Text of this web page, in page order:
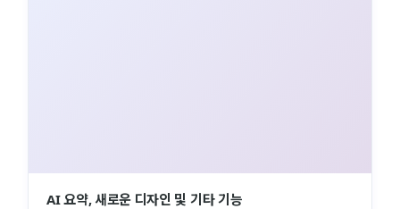
AI 요약, 새로운 디자인 및 기타 기능